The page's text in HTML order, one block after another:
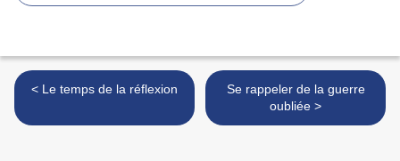
< Le temps de la réflexion
Se rappeler de la guerre
oubliée >